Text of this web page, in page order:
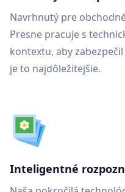
Navrhnutý pre
Presne pracuje s
kontextu, aby
je to najdôležitejšie.
Inteligentné